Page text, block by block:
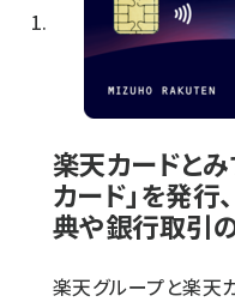
楽天カードと
カード」を発行
典や銀行取引
楽天グループと楽天